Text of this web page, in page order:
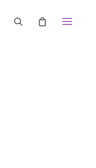
PARA MENOR
PARA MAIOR